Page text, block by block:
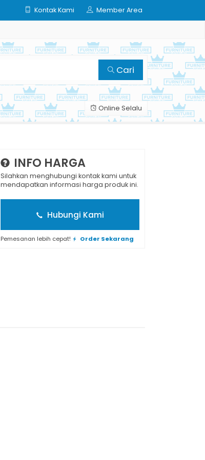
Kontak Kami Member Area
Cari
Online Selalu
INFO HARGA
Silahkan menghubungi kontak kami untuk
mendapatkan informasi harga produk ini.
Hubungi Kami
Pemesanan lebih cepat! Order Sekarang